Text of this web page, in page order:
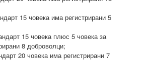
15 човека има регистрирани 5
15 човека плюс 5 човека за
8 доброволци;
20 човека има регистрирани 7